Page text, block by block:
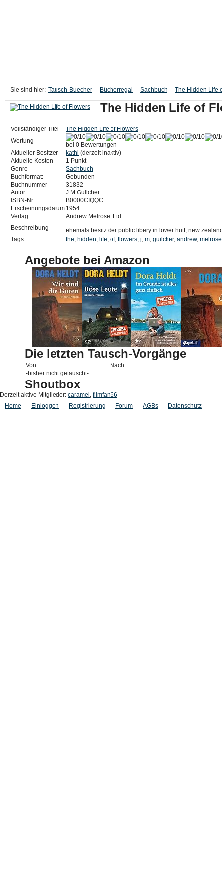
Sie sind hier: Tausch-Buecher Bücherregal Sachbuch The Hidden Life
The Hidden Life of
Vollständiger Titel
The Hidden Life of Flowers
Wertung
bei 0 Bewertungen
Aktueller Besitzer
kathi (derzeit inaktiv)
Aktuelle Kosten
1 Punkt
Genre
Sachbuch
Buchformat:
Gebunden
Buchnummer
31832
Autor
J M Guilcher
ISBN-Nr.
B0000CIQQC
Erscheinungsdatum 1954
Verlag
Andrew Melrose, Ltd.
Beschreibung
ehemals besitz der public libery in lower hutt, new
Tags:
the, hidden, life, of, flowers, j, m, guilcher, andrew, melrose
Angebote bei Amazon
Die letzten Tausch-Vorgänge
Von
Nach
-bisher nicht getauscht-
Shoutbox
Derzeit aktive Mitglieder: caramel , filmfan66
Home
Einloggen Registrierung Forum AGBs Datenschutz